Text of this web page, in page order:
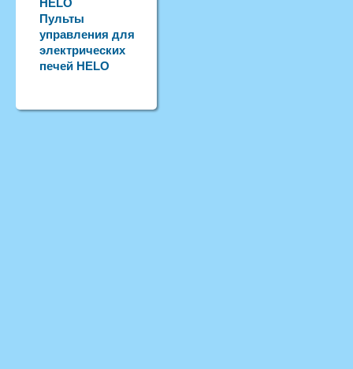
HELO
Пульты
управления для
электрических
печей HELO